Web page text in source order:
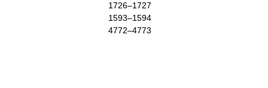
1726–1727
1593–1594
4772–4773